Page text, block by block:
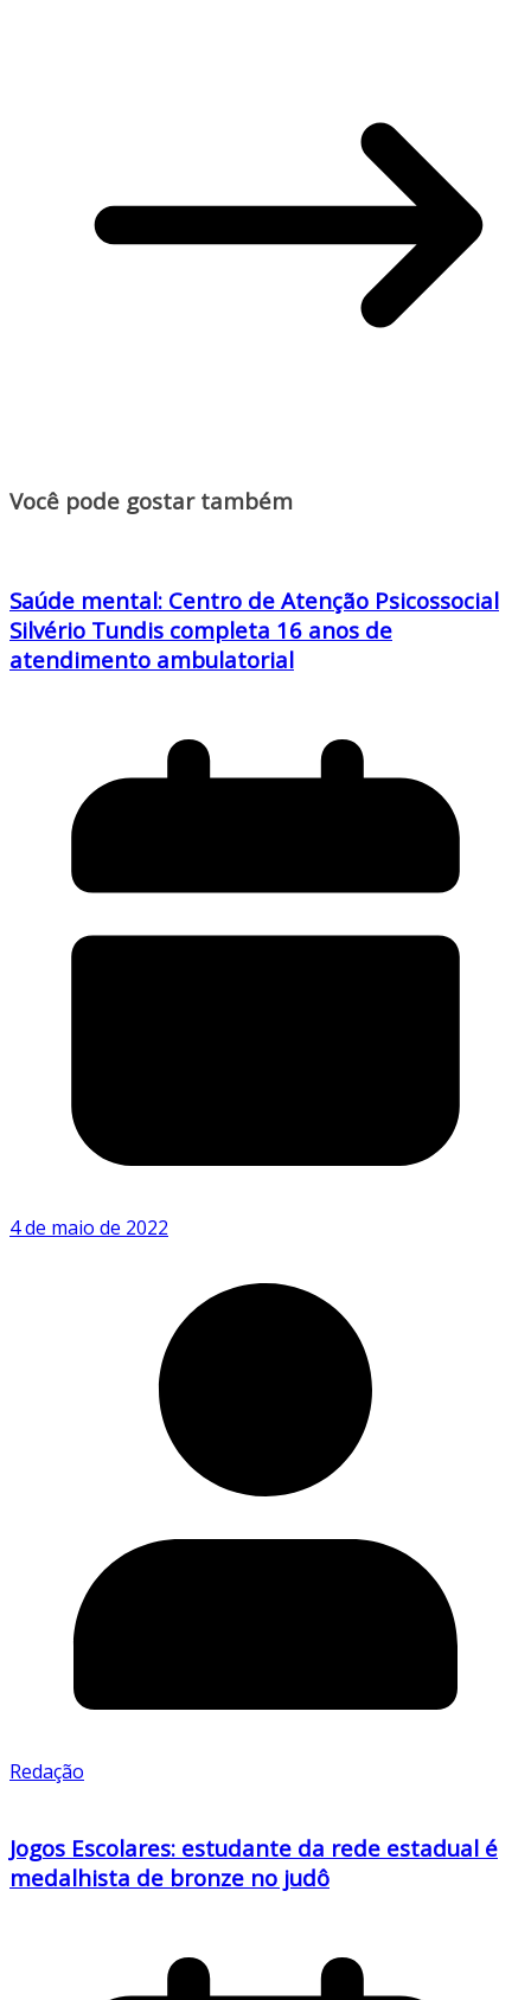
Você pode gostar também
Saúde mental: Centro de Atenção Psicossocial
Silvério Tundis completa 16 anos de
atendimento ambulatorial
4 de maio de 2022
Redação
Jogos Escolares: estudante da rede estadual é
medalhista de bronze no judô